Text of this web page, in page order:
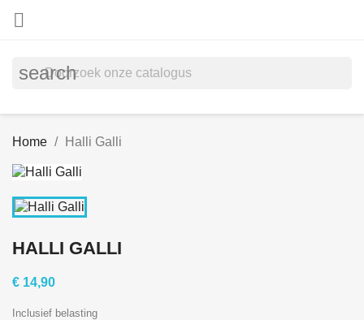

search
Home Halli Galli
HALLI GALLI
€ 14,90
Inclusief belasting